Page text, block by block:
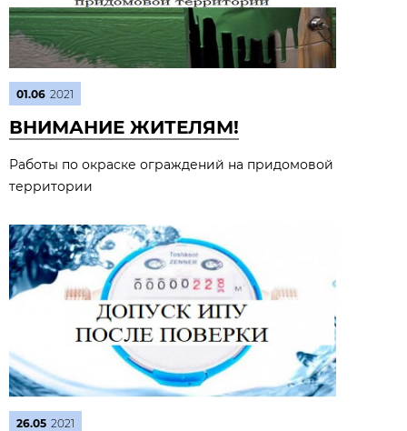
01.06 2021
ВНИМАНИЕ ЖИТЕЛЯМ!
Работы по окраске ограждений на придомовой
территории
26.05 2021